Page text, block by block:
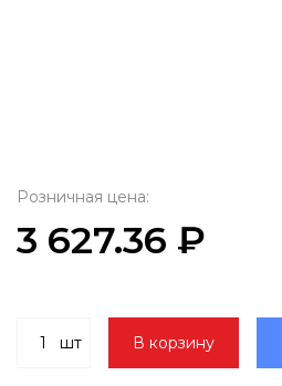
Розничная цена:
3 627.36 ₽
шт В корзину